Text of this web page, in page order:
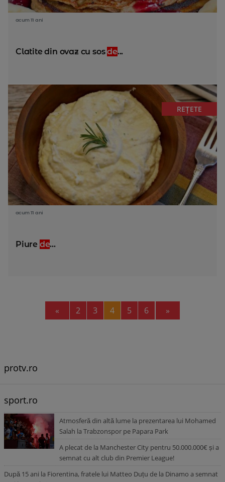
acum 11 ani
Clatite din ovaz cu sosde...
REȚETE
acum 11 ani
Piure de...
« Previous
2 3 4 5 6 »
protv.ro
sport.ro
Atmosferă din altă lume la prezentarea lui Mohamed
Salah la Trabzonspor pe Papara Park
A plecat de la Manchester City pentru 50.000.000€ și a
semnat cu alt club din Premier League!
După 15 ani la Fiorentina, fratele lui Matteo Duțu de la Dinamo a semnat